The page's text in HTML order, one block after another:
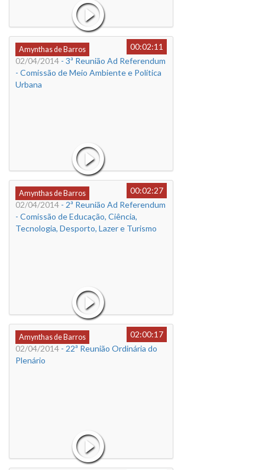
Amynthas de Barros
00:02:11
02/04/2014 - 3ª Reunião Ad Referendum
- Comissão de Meio Ambiente e Política
Urbana
Amynthas de Barros
00:02:27
02/04/2014 - 2ª Reunião Ad Referendum
- Comissão de Educação, Ciência,
Tecnologia, Desporto, Lazer e Turismo
Amynthas de Barros
02:00:17
02/04/2014 - 22ª Reunião Ordinária do
Plenário